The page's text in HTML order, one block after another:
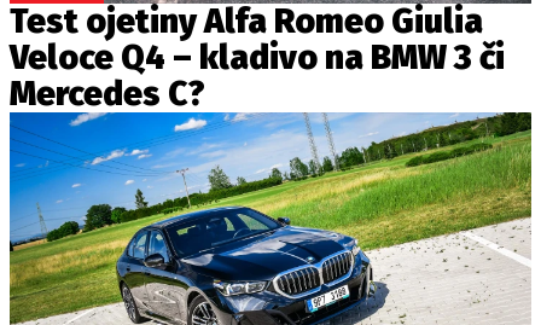
Test ojetiny Alfa Romeo Giulia
Veloce Q4 – kladivo na BMW 3 či
Mercedes C?